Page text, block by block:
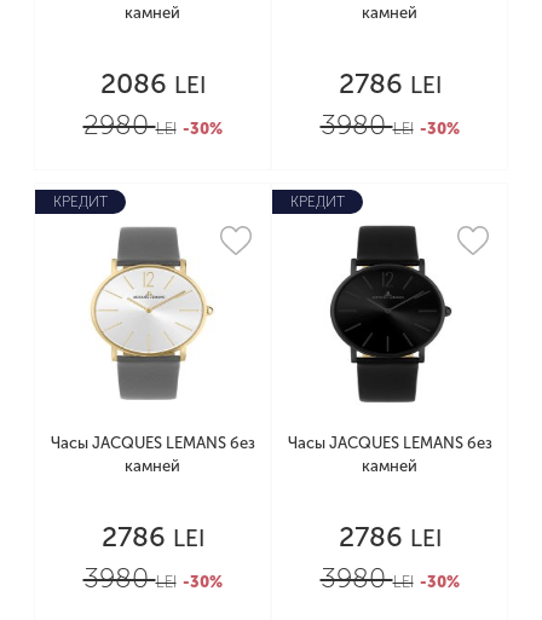
камней
2086 LEI
2980LEI -30%
камней
2786 LEI
3980LEI -30%
КРЕДИТ
Часы JACQUES LEMANS без
камней
2786 LEI
3980LEI -30%
КРЕДИТ
Часы JACQUES LEMANS без
камней
2786 LEI
3980LEI -30%